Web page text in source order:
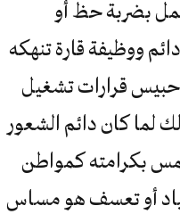
بضربة حظ أو
ووظيفة قارة تنهكه
حبيس قرارات تشغيل
لما كان دائم الشعور
بكرامته كمواطن
أو تعسف هو مساس